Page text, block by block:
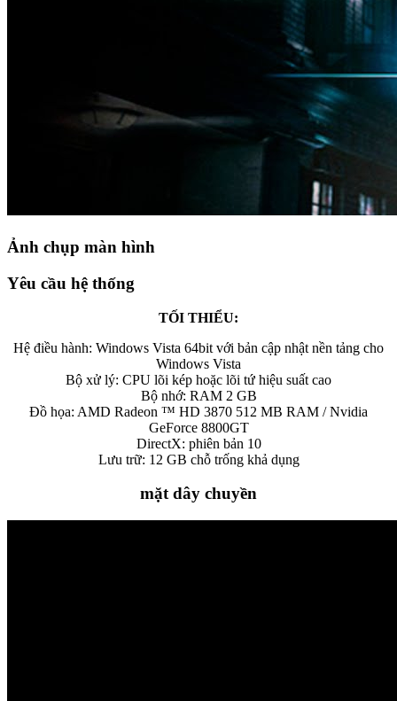
Ảnh chụp màn hình
Yêu cầu hệ thống
TỐI THIỂU:
Hệ điều hành: Windows Vista 64bit với bản cập nhật nền tảng cho
Windows Vista
Bộ xử lý: CPU lõi kép hoặc lõi tứ hiệu suất cao
Bộ nhớ: RAM 2 GB
Đồ họa: AMD Radeon ™ HD 3870 512 MB RAM / Nvidia
GeForce 8800GT
DirectX: phiên bản 10
Lưu trữ: 12 GB chỗ trống khả dụng
mặt dây chuyền